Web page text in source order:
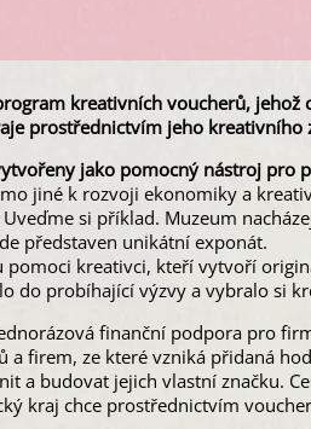
kreativních voucherů, jehož
prostřednictvím jeho kreativního
jako pomocný nástroj pro
jiné k rozvoji ekonomiky a
si příklad. Muzeum
představen unikátní exponát.
kreativci, kteří vytvoří
do probíhající výzvy a vybralo si
finanční podpora pro
a firem, ze které vzniká přidaná
a budovat jejich vlastní značku.
kraj chce prostřednictvím